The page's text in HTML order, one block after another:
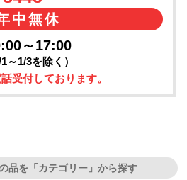
中無休
～17:00
1～1/3を除く）
受付しております。
品を「カテゴリー」から探す